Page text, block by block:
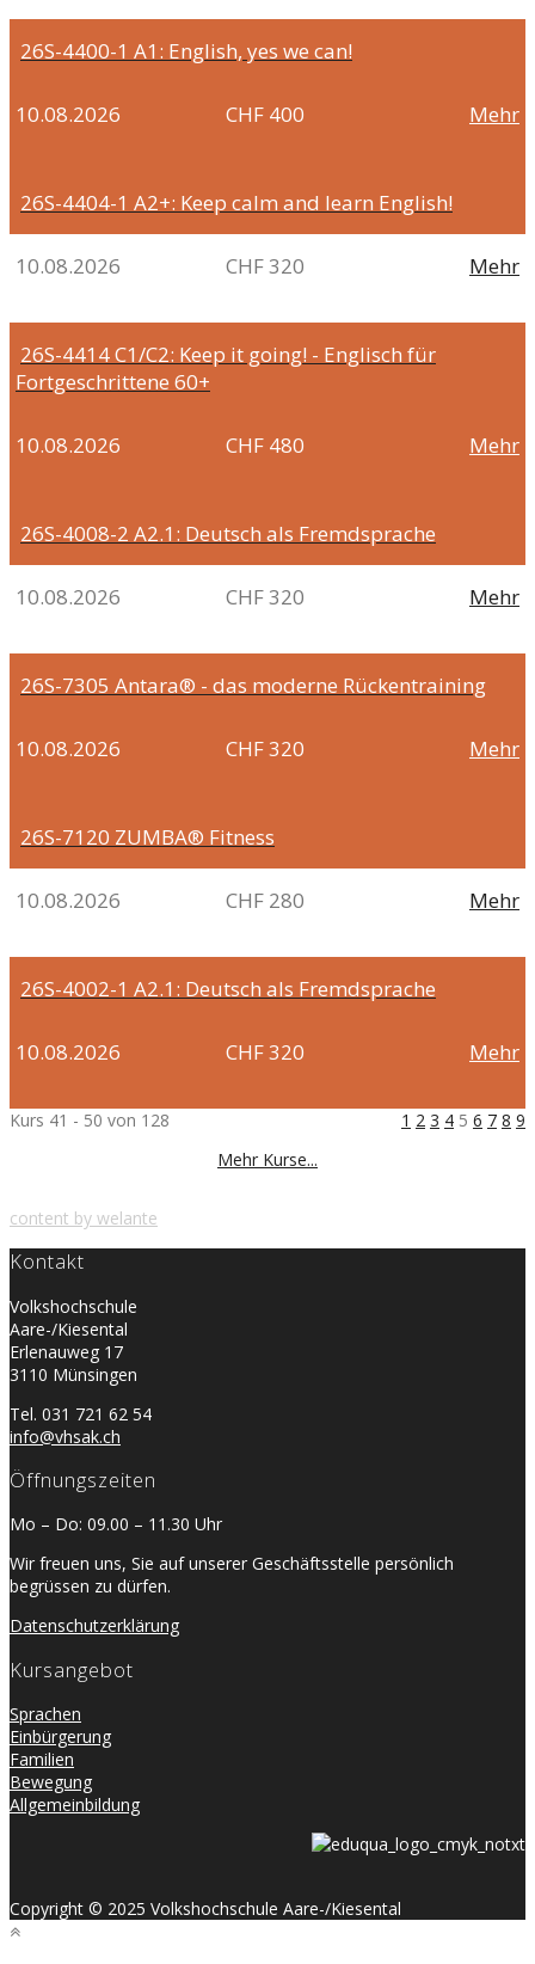
26S-4400-1 A1: English, yes we can!
10.08.2026 CHF 400 Mehr
26S-4404-1 A2+: Keep calm and learn English!
10.08.2026 CHF 320 Mehr
26S-4414C1/C2: Keep it going! - Englisch für
Fortgeschrittene 60+
10.08.2026 CHF 480 Mehr
26S-4008-2 A2.1: Deutsch als Fremdsprache
10.08.2026 CHF 320 Mehr
26S-7305 Antara® - das moderne Rückentraining
10.08.2026 CHF 320 Mehr
26S-7120 ZUMBA® Fitness
10.08.2026 CHF 280 Mehr
26S-4002-1 A2.1: Deutsch als Fremdsprache
10.08.2026 CHF 320 Mehr
Kurs 41 - 50 von 128 1 2 3 4 5 6 7 8 9
Mehr Kurse...
content by welante
Kontakt
Volkshochschule
Aare-/Kiesental
Erlenauweg 17
3110 Münsingen
Tel. 031 721 62 54
info@vhsak.ch
Öffnungszeiten
Mo – Do: 09.00 – 11.30 Uhr
Wir freuen uns, Sie auf unserer Geschäftsstelle persönlich
begrüssen zu dürfen.
Datenschutzerklärung
Kursangebot
Sprachen
Einbürgerung
Familien
Bewegung
Allgemeinbildung
Copyright © 2025 Volkshochschule Aare-/Kiesental